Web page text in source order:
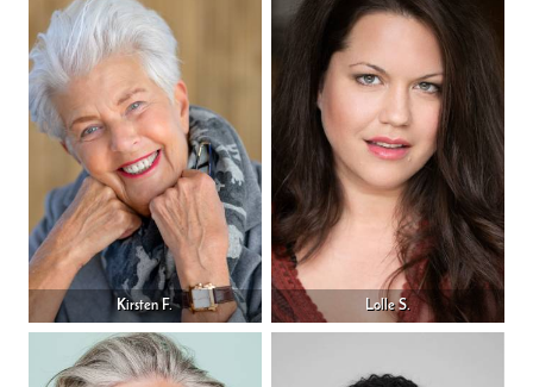
Kirsten F. Lolle S.